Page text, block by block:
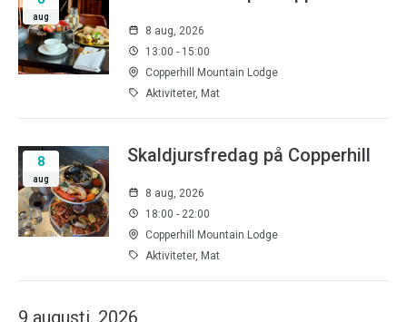
aug
8 aug, 2026
13:00 - 15:00
Copperhill Mountain Lodge
Aktiviteter, Mat
8
aug
Skaldjursfredag på Copperhill
8 aug, 2026
18:00 - 22:00
Copperhill Mountain Lodge
Aktiviteter, Mat
9 augusti, 2026